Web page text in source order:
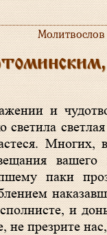
светила
Многих,
паки
и
презрите нас,